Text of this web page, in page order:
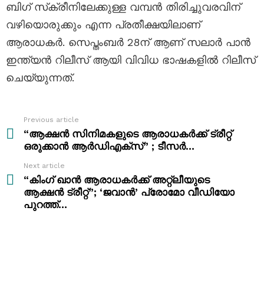
ബിഗ് സ്‌ക്രീനിലേക്കുള്ള വമ്പൻ തിരിച്ചുവരവിന്
വഴിയൊരുക്കും എന്ന പ്രതീക്ഷയിലാണ്
ആരാധകർ. സെപ്തംബർ 28ന് ആണ് സലാർ പാൻ
ഇന്ത്യൻ റിലീസ് ആയി വിവിധ ഭാഷകളിൽ റിലീസ്
ചെയ്യുന്നത്.
more
Previous article
“ആക്ഷൻ സിനിമകളുടെ ആരാധകർക്ക് ട്രീറ്റ്
ഒരുക്കാൻ ആർഡിഎക്‌സ്” ; ടീസർ…
Next article
“കിംഗ്‌ ഖാൻ ആരാധകർക്ക് അറ്റ്ലീയുടെ
ആക്ഷൻ ട്രീറ്റ്”; ‘ജവാൻ’ പ്രോമോ വീഡിയോ
പുറത്ത്…